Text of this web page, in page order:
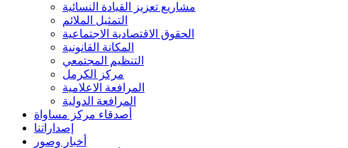
مشاريع تعزيز القيادة النسائية
التمثيل الملائم
الحقوق الاقتصادية الاجتماعية
المكانة القانونية
التنظيم المجتمعي
مركز الكرمل
المرافعة الاعلامية
المرافعة الدولية
أصدقاء مركز مساواة
إصداراتنا
أخبار وصور